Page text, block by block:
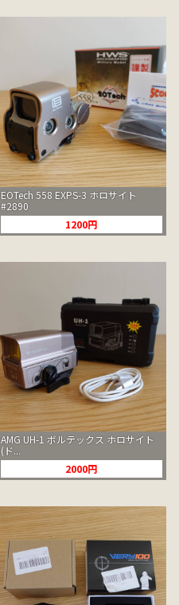
EOTech 558 EXPS-3 ホロサイト
#2890
1200円
AMG UH-1 ボルテックス ホロサイト
(ド...
2000円